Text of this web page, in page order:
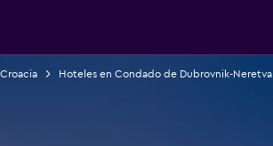
Hoteles en Condado de Dubrovnik-Neretva